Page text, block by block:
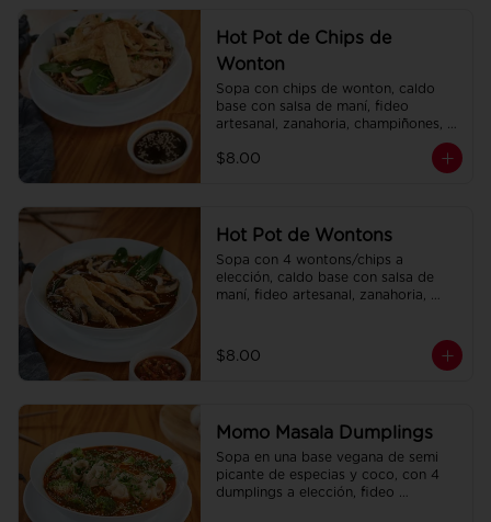
Hot Pot de Chips de
Wonton
Sopa con chips de wonton, caldo
base con salsa de maní, fideo
artesanal, zanahoria, champiñones,
$8.00
Hot Pot de Wontons
Sopa con 4 wontons/chips a
elección, caldo base con salsa de
maní, fideo artesanal, zanahoria,
$8.00
Momo Masala Dumplings
Sopa en una base vegana de semi
picante de especias y coco, con 4
dumplings a elección, fideo